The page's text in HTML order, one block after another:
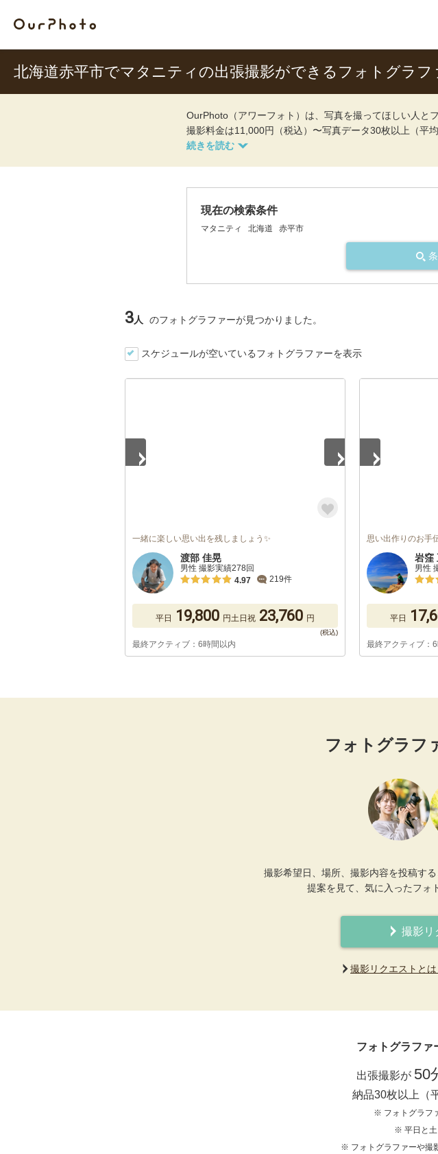
北海道赤平市でマタニティの出張撮影ができるフォトグラフ
OurPhoto（アワーフォト）は、写真を撮ってほしい人と
撮影料金は11,000円（税込）〜写真データ30枚以上（平
現在の検索条件
マタニティ 北海道 赤平市
3人 のフォトグラファーが見つかりました。
スケジュールが空いているフォトグラファーを表示
一緒に楽しい思い出を残しましょう✨
渡部 佳晃
男性 撮影実績278回
4.97
219件
平日 19,800 円土日祝 23,760 円
最終アクティブ：6時間以内
思い出作りのお手
岩窪
男性
平日
最終アクティブ：
フォトグラフ
撮影希望日、場所、撮影内容を投稿す
提案を見て、気に入ったフォ
撮影リ
撮影リクエストとは
フォトグラファ
出張撮影が 50
納品30枚以上（
※ フォトグラフ
※ 平日と土
※ フォトグラファーや撮